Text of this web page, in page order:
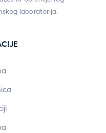
laboratorija.